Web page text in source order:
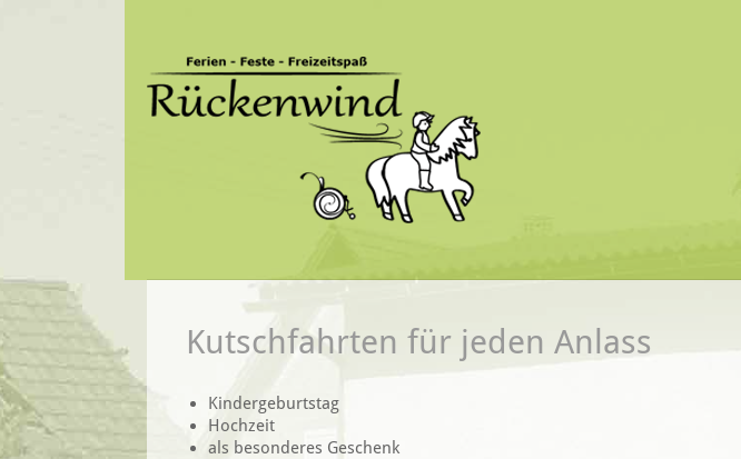
Kutschfahrten für jeden Anlass
Kindergeburtstag
Hochzeit
als besonderes Geschenk